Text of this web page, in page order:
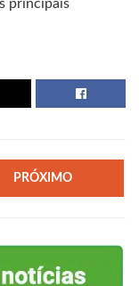
principais
PRÓXIMO